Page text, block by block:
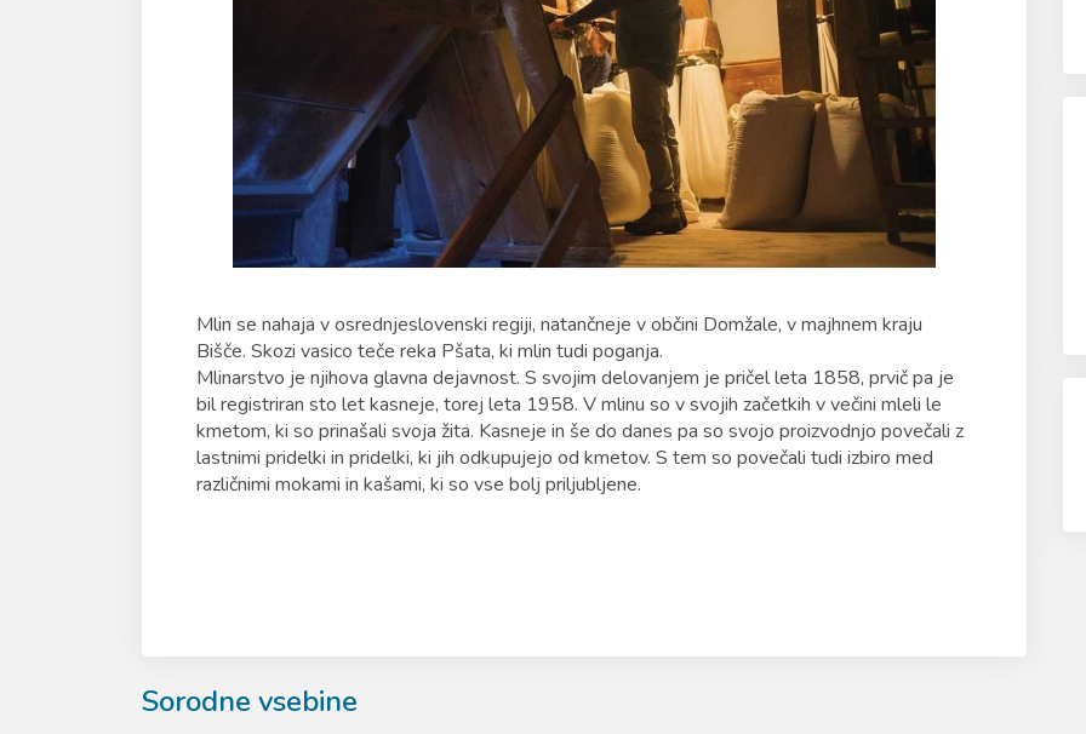
Mlin se nahaja v osrednjeslovenski regiji, natančneje v občini Domžale, v majhnem kraju
Bišče. Skozi vasico teče reka Pšata, ki mlin tudi poganja.
Mlinarstvo je njihova glavna dejavnost. S svojim delovanjem je pričel leta 1858, prvič pa je
bil registriran sto let kasneje, torej leta 1958. V mlinu so v svojih začetkih v večini mleli le
kmetom, ki so prinašali svoja žita. Kasneje in še do danes pa so svojo proizvodnjo povečali z
lastnimi pridelki in pridelki, ki jih odkupujejo od kmetov. S tem so povečali tudi izbiro med
različnimi mokami in kašami, ki so vse bolj priljubljene.
Sorodne vsebine